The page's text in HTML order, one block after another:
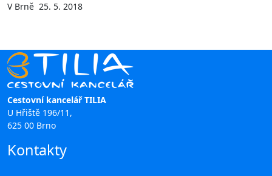
V Brně 25. 5. 2018
Cestovní kancelář TILIA
U Hřiště 196/11,
625 00 Brno
Kontakty